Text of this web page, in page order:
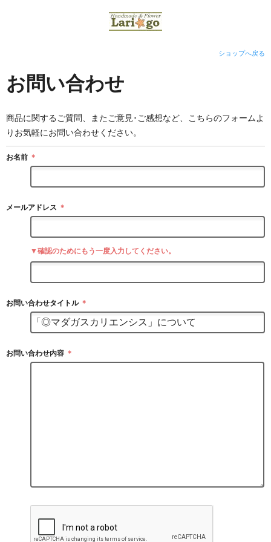
ショップへ戻る
お問い合わせ
商品に関するご質問、またご意見･ご感想など、こちらのフォームよ
りお気軽にお問い合わせください。
お名前 ＊
メールアドレス ＊
▼確認のためにもう一度入力してください。
お問い合わせタイトル ＊
お問い合わせ内容 ＊